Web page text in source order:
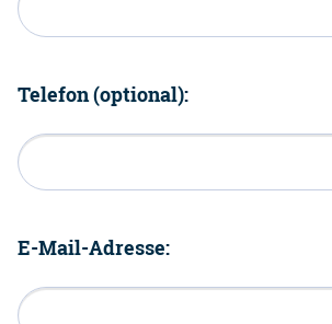
Telefon (optional):
E-Mail-Adresse: